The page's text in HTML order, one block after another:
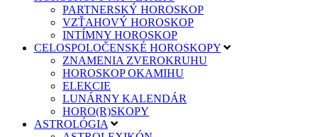
PARTNERSKÝ HOROSKOP
VZŤAHOVÝ HOROSKOP
INTÍMNY HOROSKOP
CELOSPOLOČENSKÉ HOROSKOPY
ZNAMENIA ZVEROKRUHU
HOROSKOP OKAMIHU
ELEKCIE
LUNÁRNY KALENDÁR
HORO(R)SKOPY
ASTROLÓGIA